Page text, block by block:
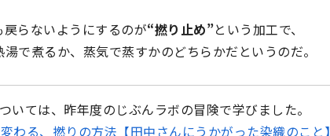
戻らないようにするのが“撚り止め”という加工で、
で煮るか、蒸気で蒸すかのどちらかだというのだ。
いては、昨年度のじぶんラボの冒険で学びました。
わる、撚りの方法【田中さんにうかがった染織のこと】